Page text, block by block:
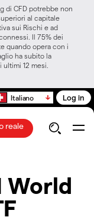
di CFD potrebbe non
al capitale
sui Rischi e ad
Il 75% dei
quando opera con i
ha subito la
12 mesi.
Italiano Log in
reale
World